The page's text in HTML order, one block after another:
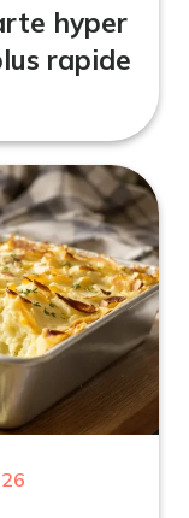
hyper
rapide